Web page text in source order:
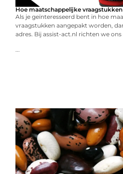
Hoe maatschappelijke
Als je geïnteresseerd bent in hoe
vraagstukken aangepakt worden,
adres. Bij assist-act.nl richten we
...